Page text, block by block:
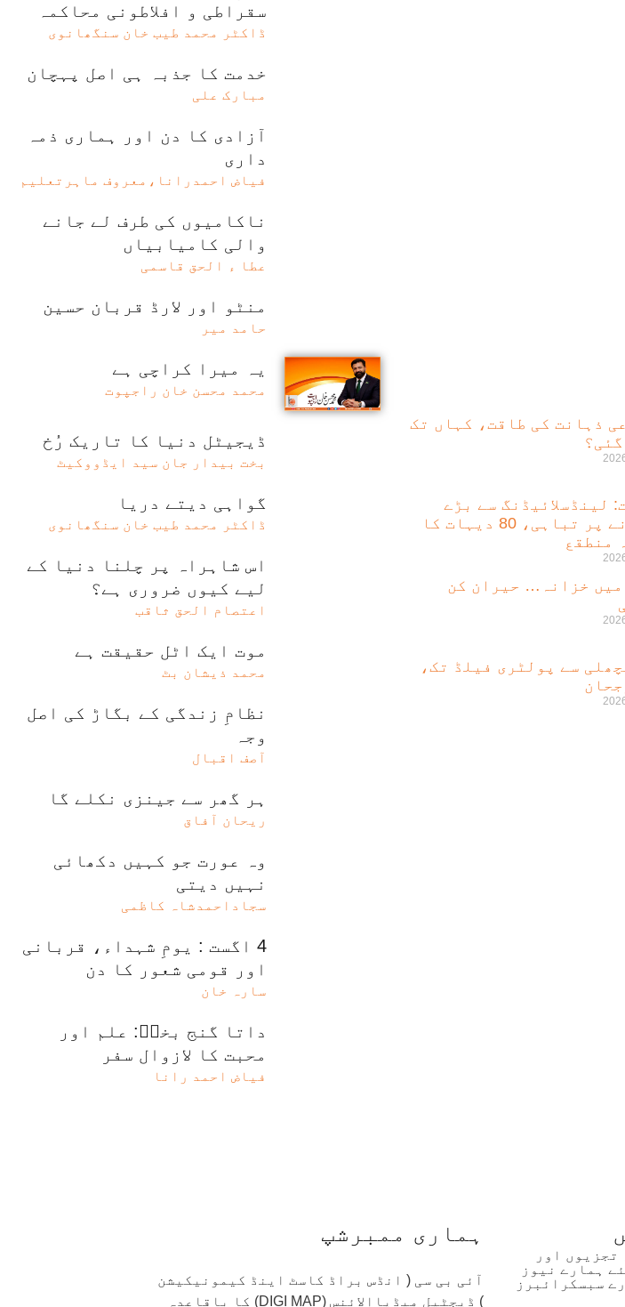
ذہانت کی طاقت، کہاں تک
لینڈسلائیڈنگ سے بڑے
پیمانے پر تباہی، 80 دیہات کا
منطقع
میں خزانہ… حیران کن
سے پولٹری فیلڈ تک،
سقراطی و افلاطونی محاکمہ
ڈاکٹر محمد طیب خان سنگھانوی
خدمت کا جذبہ ہی اصل پہچان
مبارک علی
آزادی کا دن اور ہماری ذمہ
داری
فیاض احمدرانا،معروف ماہرتعلیم
ناکامیوں کی طرف لے جانے
والی کامیابیاں
عطا ء الحق قاسمی
منٹو اور لارڈ قربان حسین
حامد میر
یہ میرا کراچی ہے
محمد محسن خان راجپوت
ڈیجیٹل دنیا کا تاریک رُخ
بخت بیدار جان سید ایڈووکیٹ
گواہی دیتے دریا
ڈاکٹر محمد طیب خان سنگھانوی
اس شاہراہ پر چلنا دنیا کے
لیے کیوں ضروری ہے؟
اعتصام الحق ثاقب
موت ایک اٹل حقیقت ہے
محمد ذیشان بٹ
نظامِ زندگی کے بگاڑ کی اصل
وجہ
آصف اقبال
ہر گھر سے جینزی نکلے گا
ریحان آفاق
وہ عورت جو کہیں دکھائی
نہیں دیتی
سجاداحمدشاہ کاظمی
4 اگست : یومِ شہداء، قربانی
اور قومی شعور کا دن
سارہ خان
داتا گنج بخشؒ: علم اور
محبت کا لازوال سفر
فیاض احمد رانا
تجزیوں اور
ہمارے نیوز
سبسکرائبرز
ہماری ممبرشپ
آئی بی سی ( انڈس براڈ کاسٹ اینڈ کیمونیکیشن
) ڈیجٹیل میڈیاالائنس (DIGI MAP) کا باقاعدہ